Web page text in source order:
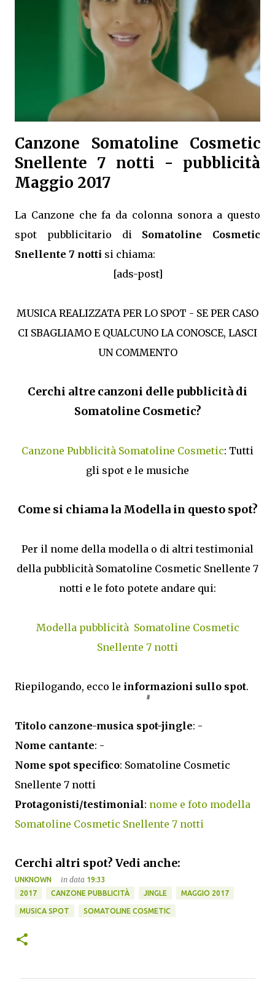
Canzone Somatoline Cosmetic
Snellente 7 notti - pubblicità
Maggio 2017
La Canzone che fa da colonna sonora a questo
spot pubblicitario di Somatoline Cosmetic
Snellente 7 notti si chiama:
[ads-post]
MUSICA REALIZZATA PER LO SPOT - SE PER CASO
CI SBAGLIAMO E QUALCUNO LA CONOSCE, LASCI
UN COMMENTO
Cerchi altre canzoni delle pubblicità di
Somatoline Cosmetic?
Canzone Pubblicità Somatoline Cosmetic: Tutti
gli spot e le musiche
Come si chiama la Modella in questo spot?
Per il nome della modella o di altri testimonial
della pubblicità Somatoline Cosmetic Snellente 7
notti e le foto potete andare qui:
Modella pubblicità Somatoline Cosmetic
Snellente 7 notti
Riepilogando, ecco le informazioni sullo spot.
Titolo canzone-musica spot-jingle: -
Nome cantante: -
Nome spot specifico: Somatoline Cosmetic
Snellente 7 notti
Protagonisti/testimonial: nome e foto modella
Somatoline Cosmetic Snellente 7 notti
Cerchi altri spot? Vedi anche:
UNKNOWN in data 19:33
2017
CANZONE PUBBLICITÀ JINGLE MAGGIO 2017
MUSICA SPOT SOMATOLINE COSMETIC